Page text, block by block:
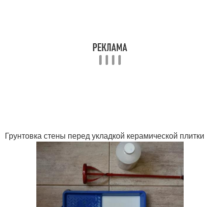
Грунтовка для укладки Основания под плитку
Грунтовка стены перед укладкой керамической плитки